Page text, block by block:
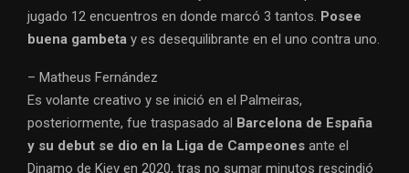
jugado 12 encuentros en donde marcó 3 tantos. Posee
buena gambeta y es desequilibrante en el uno contra uno.
– Matheus Fernández
Es volante creativo y se inició en el Palmeiras,
posteriormente, fue traspasado al Barcelona de España
y su debut se dio en la Liga de Campeones ante el
Dinamo de Kiev en 2020, tras no sumar minutos rescindió